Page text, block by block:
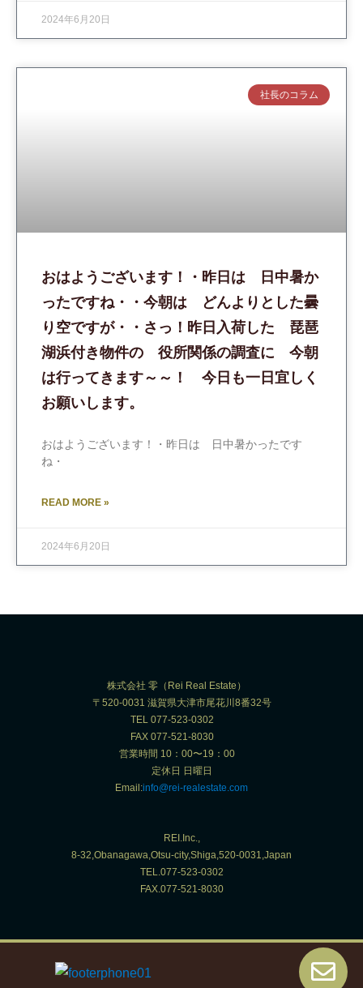
2024年6月20日
社長のコラム
おはようございます！・昨日は 日中暑か
ったですね・・今朝は どんよりとした曇
り空ですが・・さっ！昨日入荷した 琵琶
湖浜付き物件の 役所関係の調査に 今朝
は行ってきます～～！ 今日も一日宜しく
お願いします。
おはようございます！・昨日は 日中暑かったです
ね・
READ MORE »
2024年6月20日
株式会社 零（Rei Real Estate）
〒520-0031 滋賀県大津市尾花川8番32号
TEL 077-523-0302
FAX 077-521-8030
営業時間 10：00〜19：00
定休日 日曜日
Email:info@rei-realestate.com
REI.Inc.,
8-32,Obanagawa,Otsu-city,Shiga,520-0031,Japan
TEL.077-523-0302
FAX.077-521-8030